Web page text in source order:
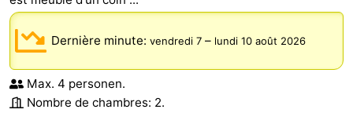
Dernière minute: vendredi 7 – lundi 10 août 2026
Max. 4 personen.
Nombre de chambres: 2.